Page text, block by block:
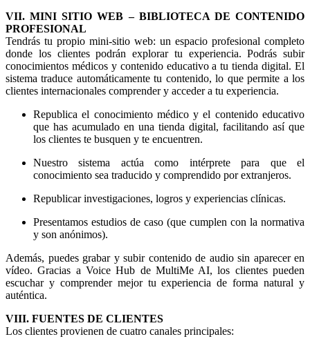
VII. MINI SITIO WEB – BIBLIOTECA DE CONTENIDO
PROFESIONAL
Tendrás tu propio mini-sitio web: un espacio profesional completo
donde los clientes podrán explorar tu experiencia. Podrás subir
conocimientos médicos y contenido educativo a tu tienda digital. El
sistema traduce automáticamente tu contenido, lo que permite a los
clientes internacionales comprender y acceder a tu experiencia.
Republica el conocimiento médico y el contenido educativo
que has acumulado en una tienda digital, facilitando así que
los clientes te busquen y te encuentren.
Nuestro sistema actúa como intérprete para que el
conocimiento sea traducido y comprendido por extranjeros.
Republicar investigaciones, logros y experiencias clínicas.
Presentamos estudios de caso (que cumplen con la normativa
y son anónimos).
Además, puedes grabar y subir contenido de audio sin aparecer en
vídeo. Gracias a Voice Hub de MultiMe AI, los clientes pueden
escuchar y comprender mejor tu experiencia de forma natural y
auténtica.
VIII. FUENTES DE CLIENTES
Los clientes provienen de cuatro canales principales: